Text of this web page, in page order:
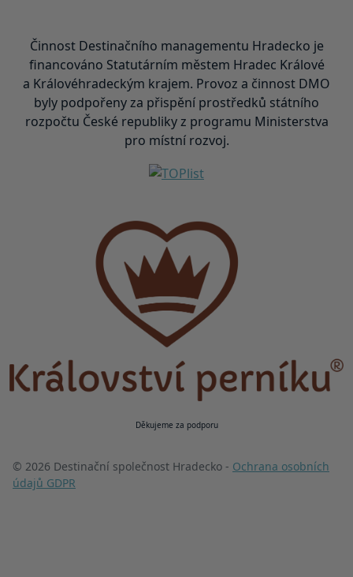
Činnost Destinačního managementu Hradecko je
financováno Statutárním městem Hradec Králové
a Královéhradeckým krajem. Provoz a činnost DMO
byly podpořeny za přispění prostředků státního
rozpočtu České republiky z programu Ministerstva
pro místní rozvoj.
Děkujeme za podporu
© 2026 Destinační společnost Hradecko - Ochrana osobních
údajů GDPR